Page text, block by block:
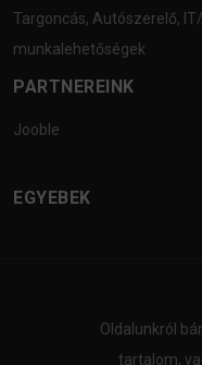
Targoncás, Autószerelő,
munkalehetőségek
PARTNEREINK
Jooble
EGYEBEK
Oldalunkról
tartalom,